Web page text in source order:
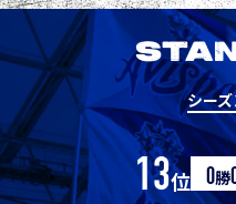
シー
13位 0勝
7 神戸 3
浦和
9 横浜FM